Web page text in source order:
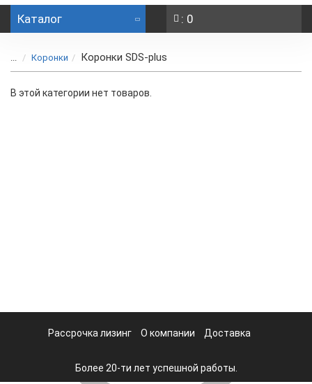
Каталог : 0
... Коронки Коронки SDS-plus
В этой категории нет товаров.
Рассрочка лизинг О компании Доставка
Более 20-ти лет успешной работы.